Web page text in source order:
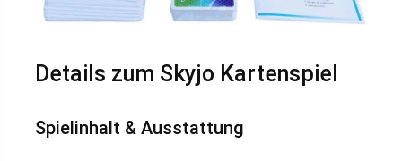
Details zum Skyjo Kartenspiel
Spielinhalt & Ausstattung